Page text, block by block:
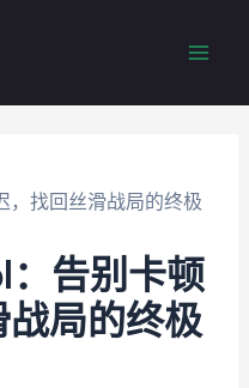
，找回丝滑战局的终极
：告别卡顿
局的终极